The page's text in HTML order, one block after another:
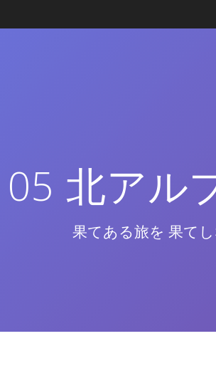
北アル
果てある旅を 果てし